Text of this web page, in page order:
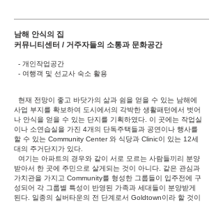
남해 안식의 집
커뮤니티센터 / 거주자들의 소통과 문화공간
- 개인작업공간
- 여행객 및 선교사 숙소 활용
현재 전망이 좋고 바닷가의 삶과 쉼을 얻을 수 있는 남해에
사업 부지를 확보하여 도시에서의 각박한 생활패턴에서 벗어
나 안식을 얻을 수 있는 단지를 기획하였다. 이 곳에는 작업실
이나 소연습실을 가진 4개의 단독주택들과 공연이나 행사를
할 수 있는 Community Center 와 식당과 Clinic이 있는 12세
대의 주거단지가 있다.
여기는 아파트의 경우와 같이 서로 모르는 사람들끼리 분양
받아서 한 곳에 주민으로 살게되는 것이 아니다. 같은 관심과
가치관을 가지고 Community를 형성한 그룹들이 입주전에 구
성되어 각 그룹별 특성이 반영된 가족과 세대들이 분양받게
된다. 일종의 실버타운의 전 단계로서 Goldtown이라 할 것이